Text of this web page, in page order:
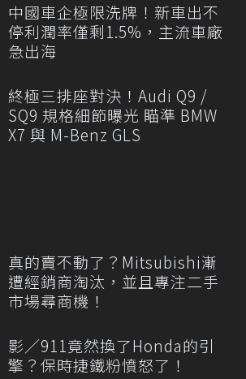
中國車企極限洗牌！新車出不
停利潤率僅剩1.5%，主流車廠
急出海
終極三排座對決！Audi Q9 /
SQ9 規格細節曝光 瞄準 BMW
X7 與 M-Benz GLS
真的賣不動了？Mitsubishi漸
遭經銷商淘汰，並且專注二手
市場尋商機！
影／911竟然換了Honda的引
擎？保時捷鐵粉憤怒了！